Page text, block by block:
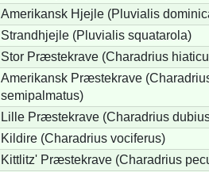
Amerikansk Hjejle (Pluvialis
Strandhjejle (Pluvialis squatarola)
Stor Præstekrave (Charadrius
Amerikansk Præstekrave
semipalmatus)
Lille Præstekrave (Charadrius
Kildire (Charadrius vociferus)
Kittlitz' Præstekrave (Charadrius